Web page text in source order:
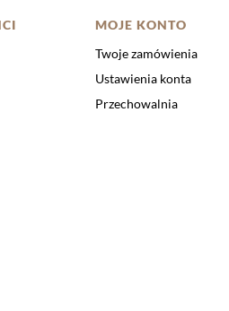
MOJE KONTO
Twoje zamówienia
Ustawienia konta
Przechowalnia